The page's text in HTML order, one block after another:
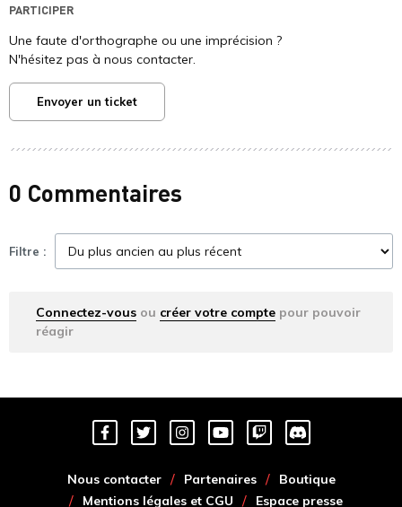
PARTICIPER
Une faute d'orthographe ou une imprécision ?
N'hésitez pas à nous contacter.
Envoyer un ticket
0 Commentaires
Filtre :
Connectez-vous ou créer votre compte pour pouvoir
réagir
Nous contacter Partenaires
Boutique
Mentions légales et CGU
Espace presse